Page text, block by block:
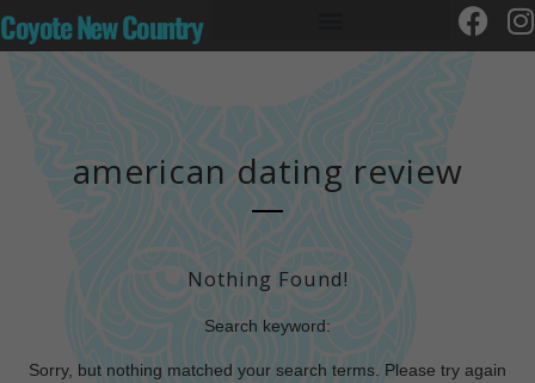
Coyote New Country
american dating review
Nothing Found!
Search keyword:
Sorry, but nothing matched your search terms. Please try again